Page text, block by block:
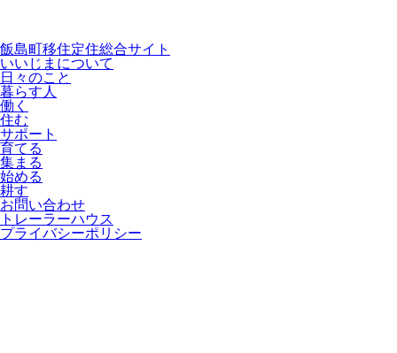
飯島町移住定住総合サイト
いいじまについて
日々のこと
暮らす人
働く
住む
サポート
育てる
集まる
始める
耕す
お問い合わせ
トレーラーハウス
プライバシーポリシー